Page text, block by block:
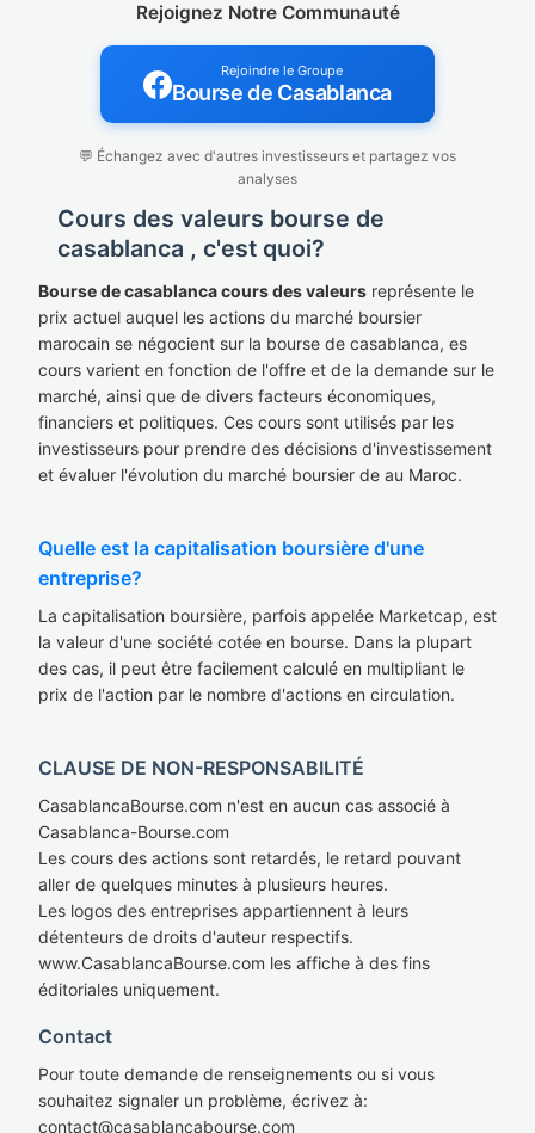
Rejoignez Notre Communauté
Rejoindre le Groupe
Bourse de Casablanca
💬 Échangez avec d'autres investisseurs et partagez vos
analyses
Cours des valeurs bourse de
casablanca , c'est quoi?
Bourse de casablanca cours des valeurs représente le
prix actuel auquel les actions du marché boursier
marocain se négocient sur la bourse de casablanca, es
cours varient en fonction de l'offre et de la demande sur le
marché, ainsi que de divers facteurs économiques,
financiers et politiques. Ces cours sont utilisés par les
investisseurs pour prendre des décisions d'investissement
et évaluer l'évolution du marché boursier de au Maroc.
Quelle est la capitalisation boursière d'une
entreprise?
La capitalisation boursière, parfois appelée Marketcap, est
la valeur d'une société cotée en bourse. Dans la plupart
des cas, il peut être facilement calculé en multipliant le
prix de l'action par le nombre d'actions en circulation.
CLAUSE DE NON-RESPONSABILITÉ
CasablancaBourse.com n'est en aucun cas associé à
Casablanca-Bourse.com
Les cours des actions sont retardés, le retard pouvant
aller de quelques minutes à plusieurs heures.
Les logos des entreprises appartiennent à leurs
détenteurs de droits d'auteur respectifs.
www.CasablancaBourse.com les affiche à des fins
éditoriales uniquement.
Contact
Pour toute demande de renseignements ou si vous
souhaitez signaler un problème, écrivez à:
contact@casablancabourse.com